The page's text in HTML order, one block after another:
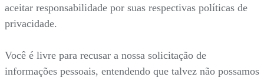
aceitar responsabilidade por suas respectivas políticas de
privacidade.
Você é livre para recusar a nossa solicitação de
informações pessoais, entendendo que talvez não possamos